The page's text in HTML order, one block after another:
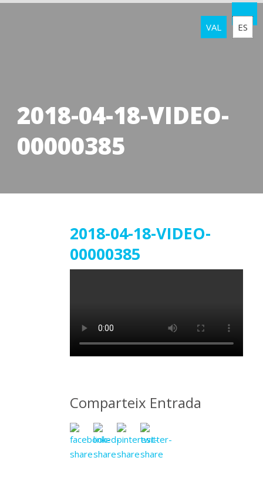
VAL ES
2018-04-18-VIDEO-
00000385
2018-04-18-VIDEO-
00000385
Comparteix Entrada